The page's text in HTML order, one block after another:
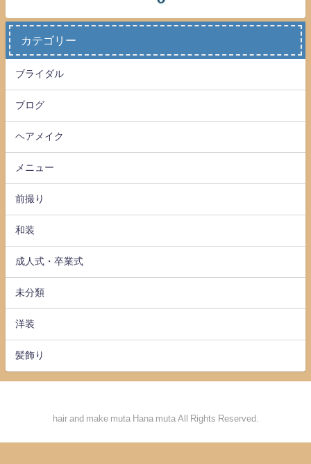
カテゴリー
ブライダル
ブログ
ヘアメイク
メニュー
前撮り
和装
成人式・卒業式
未分類
洋装
髪飾り
hair and make muta Hana muta All Rights Reserved.